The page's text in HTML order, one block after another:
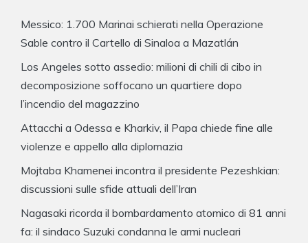
Messico: 1.700 Marinai schierati nella Operazione
Sable contro il Cartello di Sinaloa a Mazatlán
Los Angeles sotto assedio: milioni di chili di cibo in
decomposizione soffocano un quartiere dopo
l’incendio del magazzino
Attacchi a Odessa e Kharkiv, il Papa chiede fine alle
violenze e appello alla diplomazia
Mojtaba Khamenei incontra il presidente Pezeshkian:
discussioni sulle sfide attuali dell’Iran
Nagasaki ricorda il bombardamento atomico di 81 anni
fa: il sindaco Suzuki condanna le armi nucleari